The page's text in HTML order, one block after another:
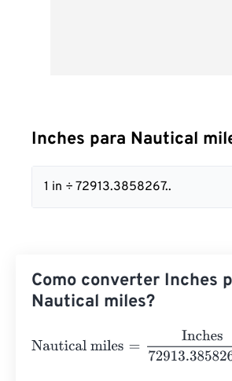
Inches para Nautical
1 in ÷ 72913.3858267..
Como converter Inches
Nautical miles?
Nautical miles